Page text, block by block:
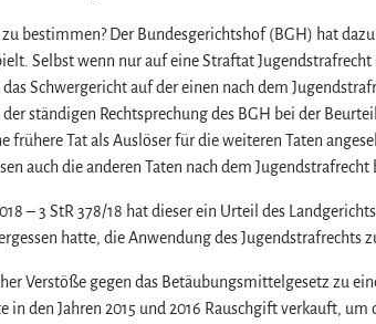
bestimmen? Der Bundesgerichtshof (BGH) hat
Selbst wenn nur auf eine Straftat Jugendstrafrecht
Schwergericht auf der einen nach dem
ständigen Rechtsprechung des BGH bei der
Tat als Auslöser für die weiteren Taten
auch die anderen Taten nach dem Jugendstrafrecht
– 3 StR 378/18 hat dieser ein Urteil des
hatte, die Anwendung des Jugendstrafrechts
Verstöße gegen das Betäubungsmittelgesetz zu
den Jahren 2015 und 2016 Rauschgift verkauft, um